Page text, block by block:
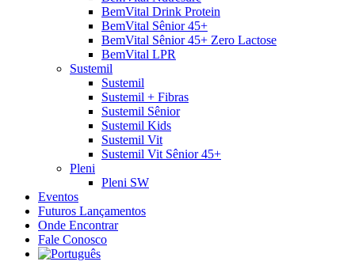
BemVital Drink Protein
BemVital Sênior 45+
BemVital Sênior 45+ Zero Lactose
BemVital LPR
Sustemil
Sustemil
Sustemil + Fibras
Sustemil Sênior
Sustemil Kids
Sustemil Vit
Sustemil Vit Sênior 45+
Pleni
Pleni SW
Eventos
Futuros Lançamentos
Onde Encontrar
Fale Conosco